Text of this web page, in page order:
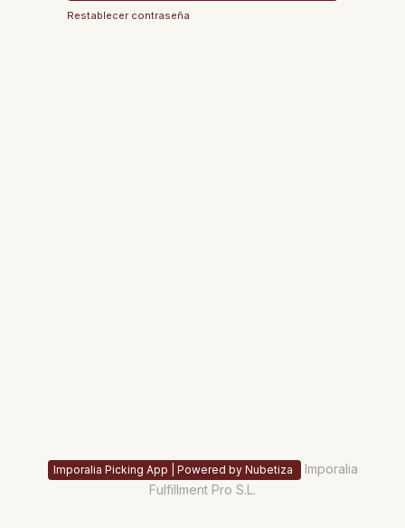
Restablecer contraseña
Imporalia Picking App | Powered by Nubetiza
Imporalia
Fulfillment Pro S.L.